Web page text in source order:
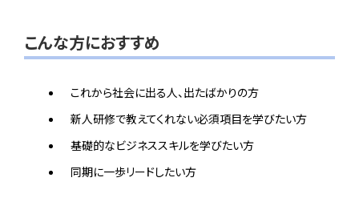
こんな方におすすめ
これから社会に出る人、出たばかりの方
新人研修で教えてくれない必須項目を学びたい方
基礎的なビジネススキルを学びたい方
同期に一歩リードしたい方